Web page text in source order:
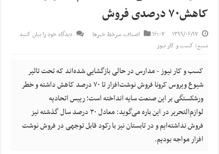
کاهش۷۰ درصدی فروش
۱۳۹۹/۰۶/۱۷ ۱۶:۰۷ اصناف,سرخط خبرها
دیدگاه خود را بیان کنید
منبع: کسب و کار نیوز
کسب و کار نیوز - مدارس در حالی بازگشایی شده‌اند که تحت تاثیر
شیوع ویروس کرونا فروش نوشت‌افزار تا ۷۰ درصد کاهش داشته و خطر
ورشکستگی بر این صنعت سایه انداخته است؛ رییس اتحادیه
لوازم‌التحریر در این باره می‌گوید: معادل ۳۰ درصد سال گذشته نیز
فروش نداشته‌ایم و در تابستان نیز با رکود قابل توجهی در فروش نوشت
افزار مواجه بودیم.